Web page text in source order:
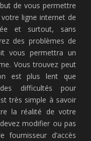
de vous permettre
ligne internet de
et surtout, sans
des problèmes de
vous permettra un
Vous trouvez peut
est plus lent que
difficultés pour
très simple à savoir
la réalité de votre
modifier ou pas
d’accès